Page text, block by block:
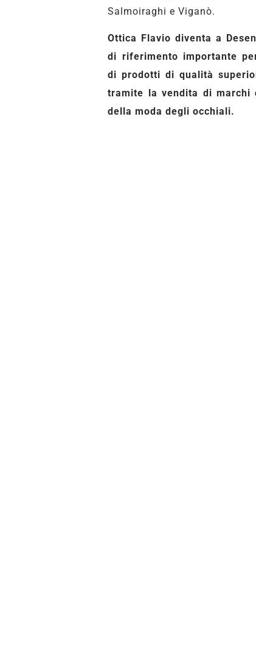
Salmoiraghi e Viganò.
Ottica Flavio diventa a
di riferimento importante
di prodotti di qualità
tramite la vendita di marchi
della moda degli occhiali.